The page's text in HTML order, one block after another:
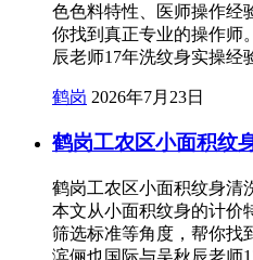
色色料特性、医师操作经
你找到真正专业的操作师
辰老师17年洗纹身实操经
鹤岗 2026年7月23日
鹤岗工农区小面积纹
鹤岗工农区小面积纹身清
本文从小面积纹身的计价
筛选标准等角度，帮你找
滨俪也国际与吴秋辰老师